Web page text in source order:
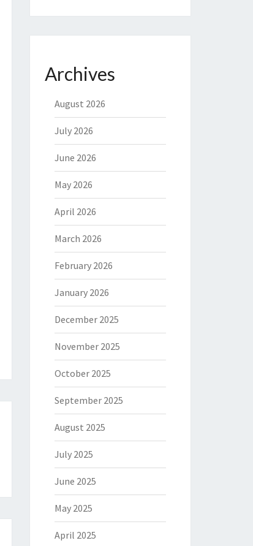
Archives
August 2026
July 2026
June 2026
May 2026
April 2026
March 2026
February 2026
January 2026
December 2025
November 2025
October 2025
September 2025
August 2025
July 2025
June 2025
May 2025
April 2025